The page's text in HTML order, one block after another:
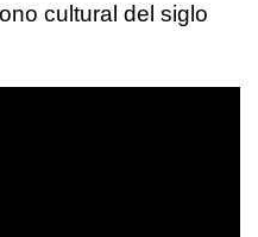
cultural del siglo